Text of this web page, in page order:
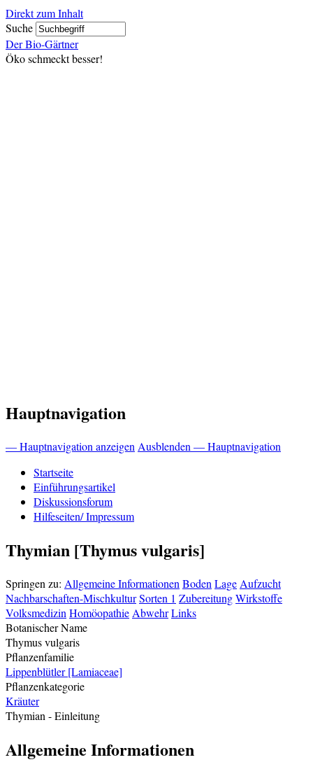
Direkt zum Inhalt
Suche
Der Bio-Gärtner
Öko schmeckt besser!
Hauptnavigation
— Hauptnavigation anzeigen Ausblenden — Hauptnavigation
Startseite
Einführungsartikel
Diskussionsforum
Hilfeseiten/ Impressum
Thymian [Thymus vulgaris]
Springen zu: Allgemeine Informationen Boden Lage Aufzucht
Nachbarschaften-MischkulturSorten 1 ZubereitungWirkstoffe
Volksmedizin Homöopathie AbwehrLinks
Botanischer Name
Thymus vulgaris
Pflanzenfamilie
Lippenblütler [Lamiaceae]
Pflanzenkategorie
Kräuter
Thymian - Einleitung
Allgemeine Informationen